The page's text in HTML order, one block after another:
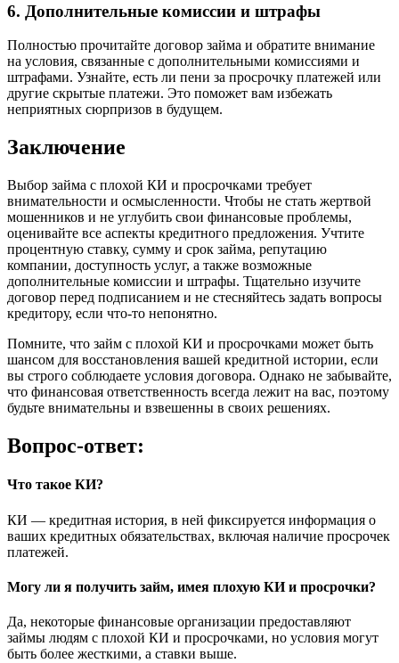
6. Дополнительные комиссии и штрафы
Полностью прочитайте договор займа и обратите внимание
на условия, связанные с дополнительными комиссиями и
штрафами. Узнайте, есть ли пени за просрочку платежей или
другие скрытые платежи. Это поможет вам избежать
неприятных сюрпризов в будущем.
Заключение
Выбор займа с плохой КИ и просрочками требует
внимательности и осмысленности. Чтобы не стать жертвой
мошенников и не углубить свои финансовые проблемы,
оценивайте все аспекты кредитного предложения. Учтите
процентную ставку, сумму и срок займа, репутацию
компании, доступность услуг, а также возможные
дополнительные комиссии и штрафы. Тщательно изучите
договор перед подписанием и не стесняйтесь задать вопросы
кредитору, если что-то непонятно.
Помните, что займ с плохой КИ и просрочками может быть
шансом для восстановления вашей кредитной истории, если
вы строго соблюдаете условия договора. Однако не забывайте,
что финансовая ответственность всегда лежит на вас, поэтому
будьте внимательны и взвешенны в своих решениях.
Вопрос-ответ:
Что такое КИ?
КИ — кредитная история, в ней фиксируется информация о
ваших кредитных обязательствах, включая наличие просрочек
платежей.
Могу ли я получить займ, имея плохую КИ и просрочки?
Да, некоторые финансовые организации предоставляют
займы людям с плохой КИ и просрочками, но условия могут
быть более жесткими, а ставки выше.